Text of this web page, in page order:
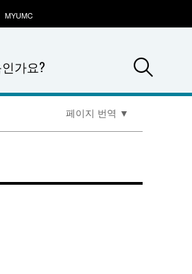
가요?
MYUMC
페이지 번역 ▼